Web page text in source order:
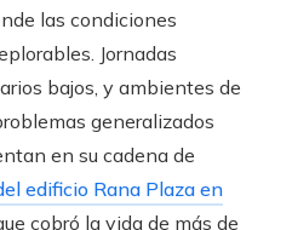
las condiciones
Jornadas
bajos, y ambientes de
generalizados
en su cadena de
edificio Rana Plaza en
cobró la vida de más de